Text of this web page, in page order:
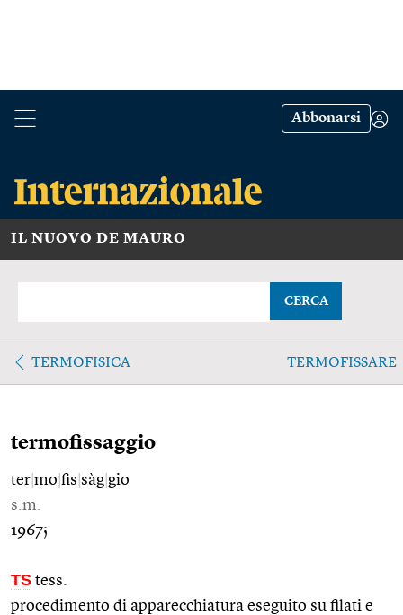
Abbonarsi
IL NUOVO DE MAURO
CERCA
TERMOFISICA TERMOFISSARE
termofissaggio
ter mo fis sàg gio
s.m.
1967;
TS tess.
procedimento di apparecchiatura eseguito su filati e